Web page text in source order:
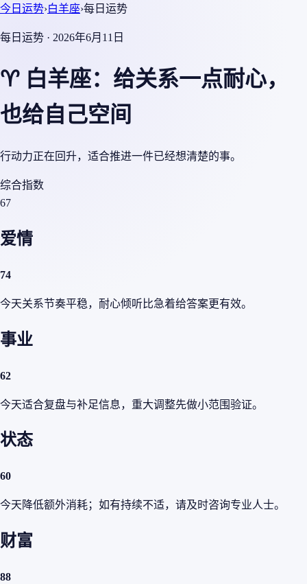
今日运势›白羊座›每日运势
每日运势 · 2026年6月11日
♈ 白羊座：给关系一点耐心，
也给自己空间
行动力正在回升，适合推进一件已经想清楚的事。
综合指数
67
爱情
74
今天关系节奏平稳，耐心倾听比急着给答案更有效。
事业
62
今天适合复盘与补足信息，重大调整先做小范围验证。
状态
60
今天降低额外消耗；如有持续不适，请及时咨询专业人士。
财富
88